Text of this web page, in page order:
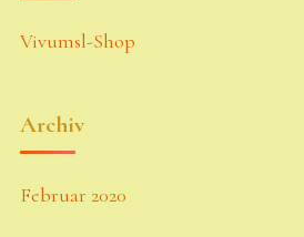
Vivumsl-Shop
Archiv
Februar 2020